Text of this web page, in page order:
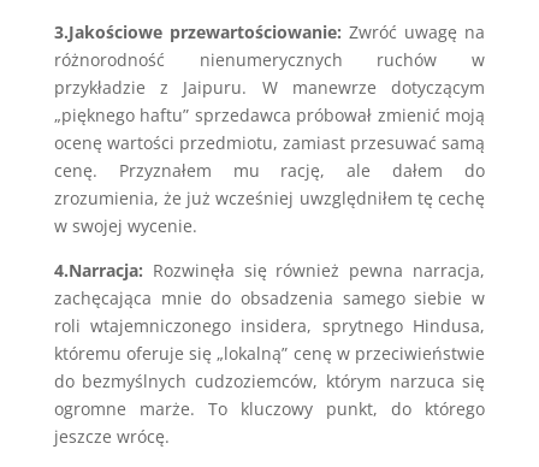
3.Jakościowe przewartościowanie: Zwróć uwagę na
różnorodność nienumerycznych ruchów w
przykładzie z Jaipuru. W manewrze dotyczącym
„pięknego haftu” sprzedawca próbował zmienić moją
ocenę wartości przedmiotu, zamiast przesuwać samą
cenę. Przyznałem mu rację, ale dałem do
zrozumienia, że już wcześniej uwzględniłem tę cechę
w swojej wycenie.
4.Narracja: Rozwinęła się również pewna narracja,
zachęcająca mnie do obsadzenia samego siebie w
roli wtajemniczonego insidera, sprytnego Hindusa,
któremu oferuje się „lokalną” cenę w przeciwieństwie
do bezmyślnych cudzoziemców, którym narzuca się
ogromne marże. To kluczowy punkt, do którego
jeszcze wrócę.